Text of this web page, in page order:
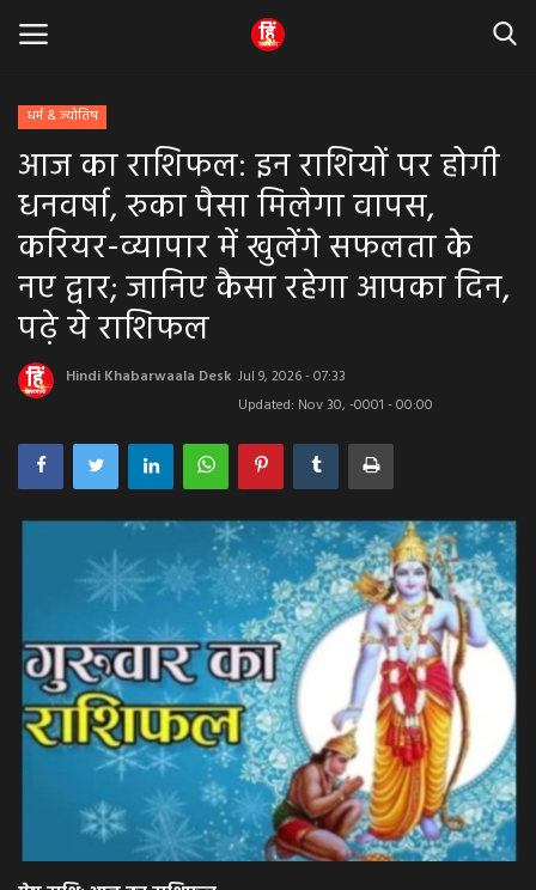
Home
धर्म & ज्योतिष
बड़ी खबर
मध्यप्रदेश
राजस्थान
व्यापार व्यवसाय
राजनीती
मनोरंजन
खेल
एजुकेशन & करियर
हेल्थ & लाइफ स्टाइल
धर्म & ज्योतिष
आज का राशिफल: इन राशियों पर होगी
धनवर्षा, रुका पैसा मिलेगा वापस,
करियर-व्यापार में खुलेंगे सफलता के
नए द्वार; जानिए कैसा रहेगा आपका दिन,
पढ़े ये राशिफल
Hindi Khabarwaala Desk Jul 9, 2026 - 07:33
Updated: Nov 30, -0001 - 00:00